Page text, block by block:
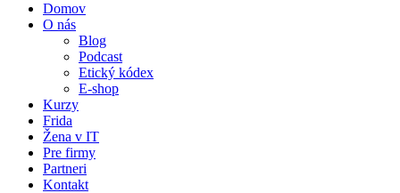
Domov
O nás
Blog
Podcast
Etický kódex
E-shop
Kurzy
Frida
Žena v IT
Pre firmy
Partneri
Kontakt